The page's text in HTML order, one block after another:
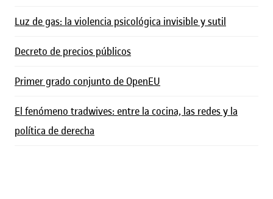
Luz de gas: la violencia psicológica invisible y sutil
Decreto de precios públicos
Primer grado conjunto de OpenEU
El fenómeno tradwives: entre la cocina, las redes y la
política de derecha